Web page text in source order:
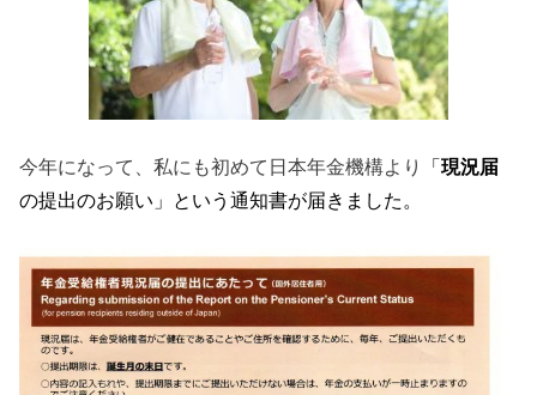
今年になって、私にも初めて日本年金機構より 「現況届
の提出のお願い」という通知書が届きました。